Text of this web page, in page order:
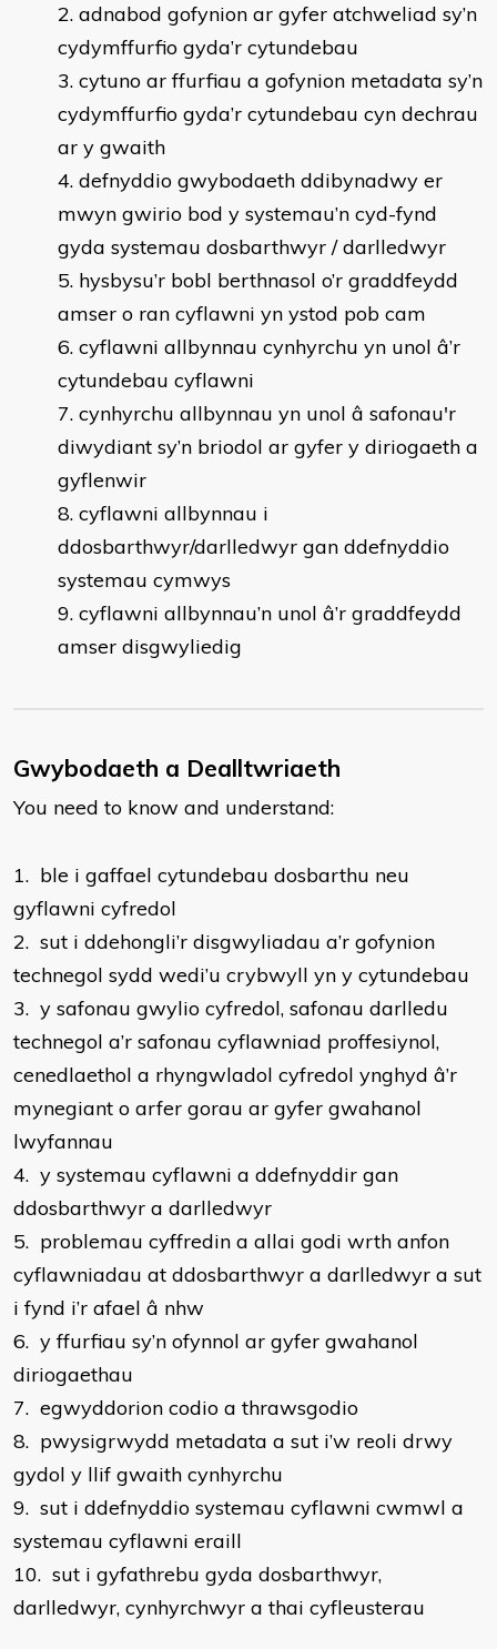
adnabod gofynion ar gyfer atchweliad sy’n
cydymffurfio gyda’r cytundebau
cytuno ar ffurfiau a gofynion metadata sy’n
cydymffurfio gyda’r cytundebau cyn dechrau
ar y gwaith
defnyddio gwybodaeth ddibynadwy er
mwyn gwirio bod y systemau’n cyd-fynd
gyda systemau dosbarthwyr / darlledwyr
hysbysu’r bobl berthnasol o’r graddfeydd
amser o ran cyflawni yn ystod pob cam
cyflawni allbynnau cynhyrchu yn unol â’r
cytundebau cyflawni
cynhyrchu allbynnau yn unol â safonau'r
diwydiant sy’n briodol ar gyfer y diriogaeth a
gyflenwir
cyflawni allbynnau i
ddosbarthwyr/darlledwyr gan ddefnyddio
systemau cymwys
cyflawni allbynnau’n unol â’r graddfeydd
amser disgwyliedig
Gwybodaeth a Dealltwriaeth
You need to know and understand:
1. ble i gaffael cytundebau dosbarthu neu
gyflawni cyfredol
2. sut i ddehongli’r disgwyliadau a’r gofynion
technegol sydd wedi’u crybwyll yn y cytundebau
3. y safonau gwylio cyfredol, safonau darlledu
technegol a’r safonau cyflawniad proffesiynol,
cenedlaethol a rhyngwladol cyfredol ynghyd â’r
mynegiant o arfer gorau ar gyfer gwahanol
lwyfannau
4. y systemau cyflawni a ddefnyddir gan
ddosbarthwyr a darlledwyr
5. problemau cyffredin a allai godi wrth anfon
cyflawniadau at ddosbarthwyr a darlledwyr a sut
i fynd i’r afael â nhw
6. y ffurfiau sy’n ofynnol ar gyfer gwahanol
diriogaethau
7. egwyddorion codio a thrawsgodio
8. pwysigrwydd metadata a sut i’w reoli drwy
gydol y llif gwaith cynhyrchu
9. sut i ddefnyddio systemau cyflawni cwmwl a
systemau cyflawni eraill
10. sut i gyfathrebu gyda dosbarthwyr,
darlledwyr, cynhyrchwyr a thai cyfleusterau